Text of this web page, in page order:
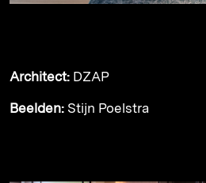
Architect: DZAP
Beelden: Stijn Poelstra